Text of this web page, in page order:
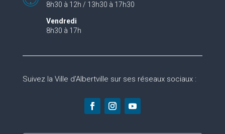
8h30 à 12h / 13h30 à 17h30
Vendredi
8h30 à 17h
Suivez la Ville d’Albertville sur ses réseaux sociaux :